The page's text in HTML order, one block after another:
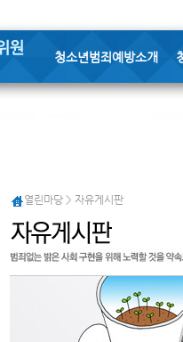
청소년범죄예방소개
열린마당 > 자유게시판